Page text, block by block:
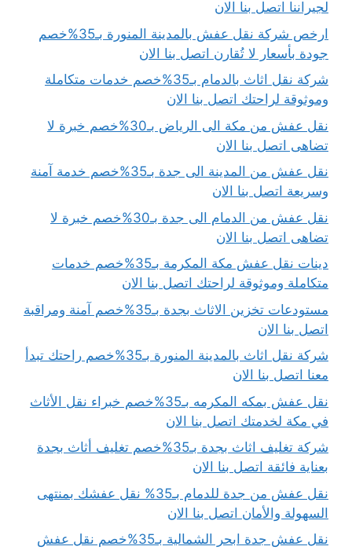
لجيراننا اتصل بنا الان
ارخص شركة نقل عفش بالمدينة المنورة بـ35%خصم
جودة بأسعار لا تُقارن اتصل بنا الان
شركة نقل اثاث بالدمام بـ35%خصم خدمات متكاملة
وموثوقة لراحتك اتصل بنا الان
نقل عفش من مكة الى الرياض بـ30%خصم خبرة لا
تضاهى اتصل بنا الان
نقل عفش من المدينة الى جدة بـ35%خصم خدمة آمنة
وسريعة اتصل بنا الان
نقل عفش من الدمام الى جدة بـ30%خصم خبرة لا
تضاهى اتصل بنا الان
دينات نقل عفش مكة المكرمة بـ35%خصم خدمات
متكاملة وموثوقة لراحتك اتصل بنا الان
مستودعات تخزين الاثاث بجدة بـ35%خصم آمنة ومراقبة
اتصل بنا الان
شركة نقل اثاث بالمدينة المنورة بـ35%خصم راحتك تبدأ
معنا اتصل بنا الان
نقل عفش بمكه المكرمه بـ35%خصم خبراء نقل الأثاث
في مكة لخدمتك اتصل بنا الان
شركة تغليف اثاث بجدة بـ35%خصم تغليف أثاث بجدة
بعناية فائقة اتصل بنا الان
نقل عفش من جدة للدمام بـ35% نقل عفشك بمنتهى
السهولة والأمان اتصل بنا الان
نقل عفش جدة ابحر الشمالية بـ35%خصم نقل عفش